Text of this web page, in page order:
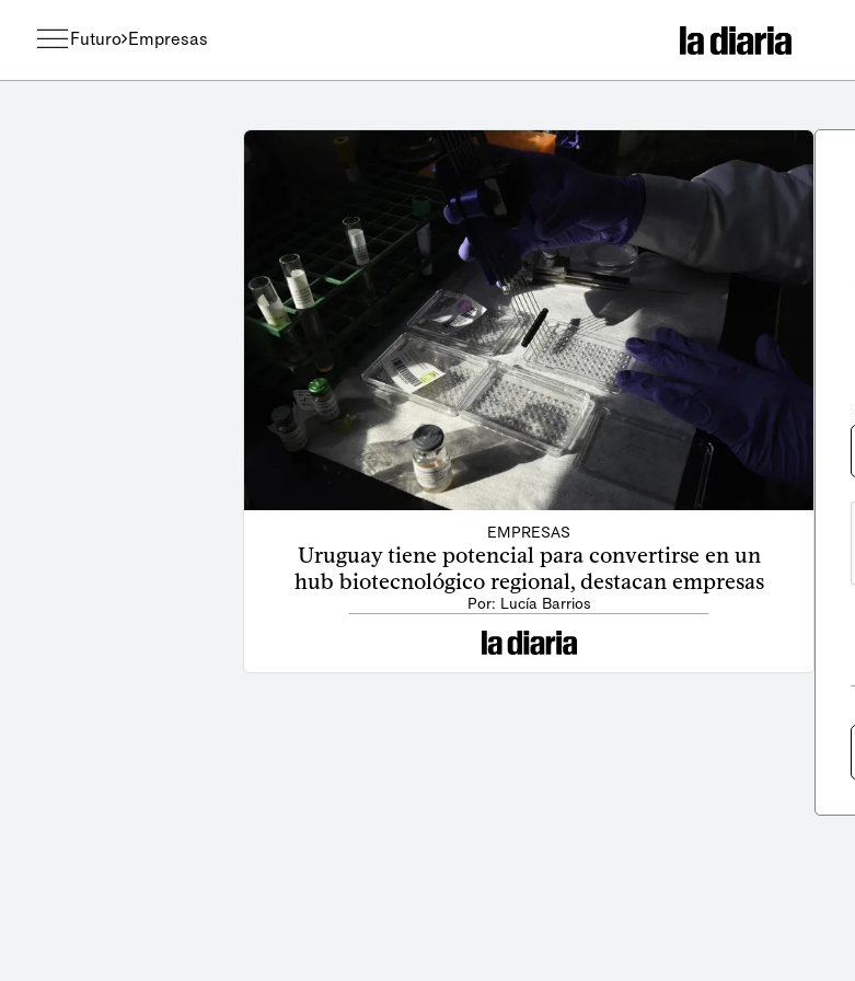
Futuro Empresas
EMPRESAS
Uruguay tiene potencial para convertirse en un
hub biotecnológico regional, destacan empresas
Por: Lucía Barrios